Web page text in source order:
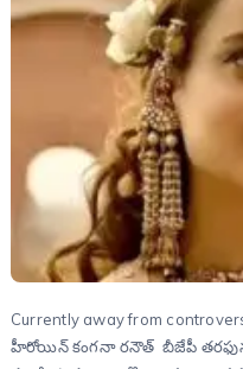
Currently away from
హీరోయిన్ కంగనా రనౌత్ బీజేపీ